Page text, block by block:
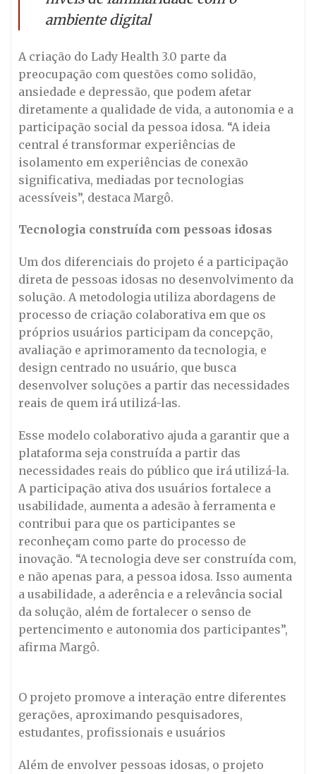
ambiente digital
A criação do Lady Health 3.0 parte da
preocupação com questões como solidão,
ansiedade e depressão, que podem afetar
diretamente a qualidade de vida, a autonomia e a
participação social da pessoa idosa. “A ideia
central é transformar experiências de
isolamento em experiências de conexão
significativa, mediadas por tecnologias
acessíveis”, destaca Margô.
Tecnologia construída com pessoas idosas
Um dos diferenciais do projeto é a participação
direta de pessoas idosas no desenvolvimento da
solução. A metodologia utiliza abordagens de
processo de criação colaborativa em que os
próprios usuários participam da concepção,
avaliação e aprimoramento da tecnologia, e
design centrado no usuário, que busca
desenvolver soluções a partir das necessidades
reais de quem irá utilizá-las.
Esse modelo colaborativo ajuda a garantir que a
plataforma seja construída a partir das
necessidades reais do público que irá utilizá-la.
A participação ativa dos usuários fortalece a
usabilidade, aumenta a adesão à ferramenta e
contribui para que os participantes se
reconheçam como parte do processo de
inovação. “A tecnologia deve ser construída com,
e não apenas para, a pessoa idosa. Isso aumenta
a usabilidade, a aderência e a relevância social
da solução, além de fortalecer o senso de
pertencimento e autonomia dos participantes”,
afirma Margô.
O projeto promove a interação entre diferentes
gerações, aproximando pesquisadores,
estudantes, profissionais e usuários
Além de envolver pessoas idosas, o projeto